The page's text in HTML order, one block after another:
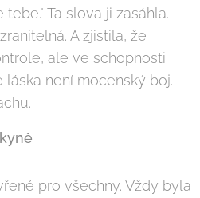
Ta slova ji zasáhla.
A zjistila, že
ale ve schopnosti
není mocenský boj.
pro všechny. Vždy byla